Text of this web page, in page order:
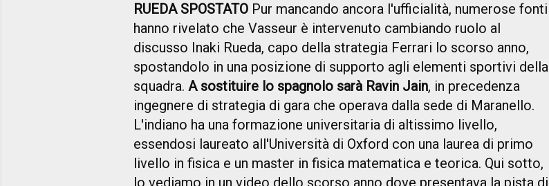
RUEDA SPOSTATO Pur mancando ancora l'ufficialità, numerose fonti
hanno rivelato che Vasseur è intervenuto cambiando ruolo al
discusso Inaki Rueda, capo della strategia Ferrari lo scorso anno,
spostandolo in una posizione di supporto agli elementi sportivi della
squadra. A sostituire lo spagnolo sarà Ravin Jain, in precedenza
ingegnere di strategia di gara che operava dalla sede di Maranello.
L'indiano ha una formazione universitaria di altissimo livello,
essendosi laureato all'Università di Oxford con una laurea di primo
livello in fisica e un master in fisica matematica e teorica. Qui sotto,